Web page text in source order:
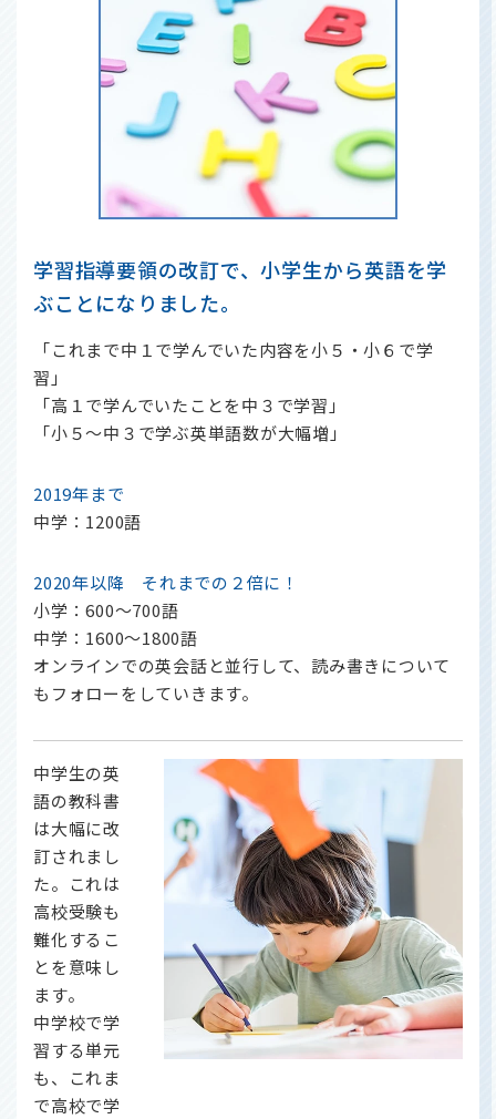
学習指導要領の改訂で、小学生から英語を学
ぶことになりました。
「これまで中１で学んでいた内容を小５・小６で学
習」
「高１で学んでいたことを中３で学習」
「小５～中３で学ぶ英単語数が大幅増」
2019年まで
中学：1200語
2020年以降 それまでの２倍に！
小学：600～700語
中学：1600～1800語
オンラインでの英会話と並行して、読み書きについて
もフォローをしていきます。
中学生の英
語の教科書
は大幅に改
訂されまし
た。これは
高校受験も
難化するこ
とを意味し
ます。
中学校で学
習する単元
も、これま
で高校で学